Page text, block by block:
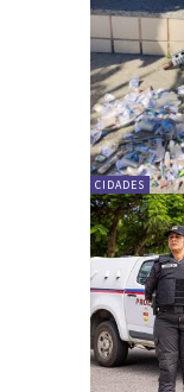
CIDADES